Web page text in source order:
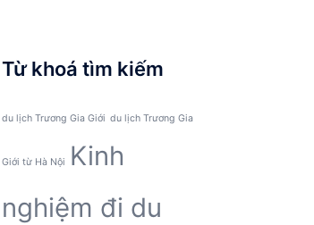
Từ khoá tìm kiếm
du lịch Trương Gia Giới du lịch Trương Gia
Giới từ Hà Nội
Kinh
nghiệm đi du